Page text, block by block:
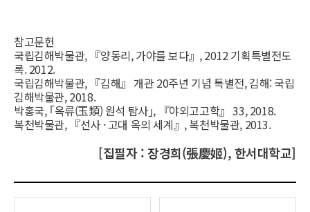
참고문헌
국립김해박물관, 『양동리, 가야를 보다』, 2012 기획특별전도
록. 2012.
국립김해박물관, 『김해』 개관 20주년 기념 특별전, 김해: 국립
김해박물관, 2018.
박홍국, ｢옥류(玉類) 원석 탐사｣, 『야외고고학』 33, 2018.
복천박물관, 『선사 · 고대 옥의 세계』, 복천박물관, 2013.
[집필자 : 장경희(張慶姬), 한서대학교]